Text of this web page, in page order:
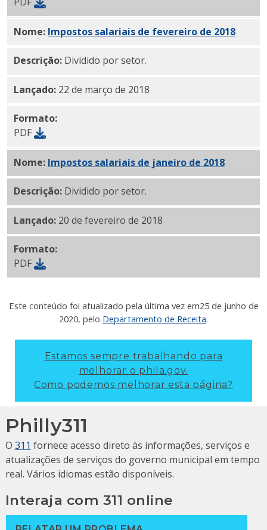
Nome: Impostos salariais de fevereiro de 2018PDF
Descrição: Dividido por setor.
Lançado: 22 de março de 2018
Formato:
PDF
Nome: Impostos salariais de janeiro de 2018PDF
Descrição: Dividido por setor.
Lançado: 20 de fevereiro de 2018
Formato:
PDF
Este conteúdo foi atualizado pela última vez em25 de junho de
2020, pelo Departamento de Receita.
Estamos sempre trabalhando para
melhorar o phila.gov.
Como podemos melhorar esta página?
Philly311
O 311 fornece acesso direto às informações, serviços e
atualizações de serviços do governo municipal em tempo
real. Vários idiomas estão disponíveis.
Interaja com 311 online